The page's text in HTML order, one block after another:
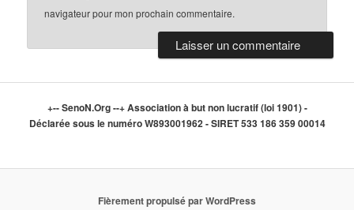
navigateur pour mon prochain commentaire.
+-- SenoN.Org --+ Association à but non lucratif (loi 1901) -
Déclarée sous le numéro W893001962 - SIRET 533 186 359 00014
Fièrement propulsé par WordPress